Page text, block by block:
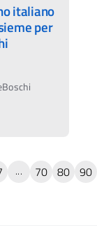
italiano
per
... 70 80 90